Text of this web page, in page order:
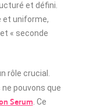
et défini.
et uniforme,
« seconde
rôle crucial.
ne pouvons que
Serum . Ce